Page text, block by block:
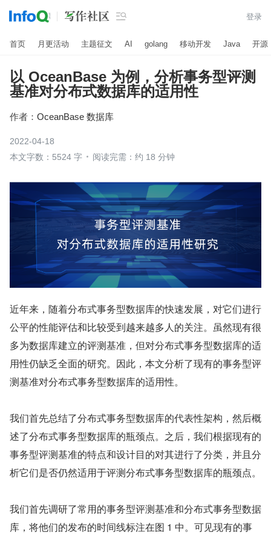
 登录
首页 月更活动 主题征文 AI golang 移动开发 Java 开源
以 OceanBase 为例，分析事务型评测
基准对分布式数据库的适用性
作者： OceanBase 数据库
2022-04-18
本文字数：5524 字
阅读完需：约 18 分钟
近年来，随着分布式事务型数据库的快速发展，对它们进行
公平的性能评估和比较受到越来越多人的关注。虽然现有很
多为数据库建立的评测基准，但对分布式事务型数据库的适
用性仍缺乏全面的研究。因此，本文分析了现有的事务型评
测基准对分布式事务型数据库的适用性。
我们首先总结了分布式事务型数据库的代表性架构，然后概
述了分布式事务型数据库的瓶颈点。之后，我们根据现有的
事务型评测基准的特点和设计目的对其进行了分类，并且分
析它们是否仍然适用于评测分布式事务型数据库的瓶颈点。
我们首先调研了常用的事务型评测基准和分布式事务型数据
库，将他们的发布的时间线标注在图 1 中。可见现有的事